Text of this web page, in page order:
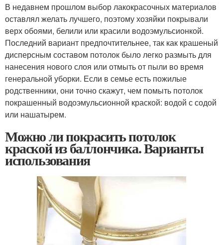
В недавнем прошлом выбор лакокрасочных материалов
оставлял желать лучшего, поэтому хозяйки покрывали
верх обоями, белили или красили водоэмульсионкой.
Последний вариант предпочтительнее, так как крашеный
дисперсным составом потолок было легко размыть для
нанесения нового слоя или отмыть от пыли во время
генеральной уборки. Если в семье есть пожилые
родственники, они точно скажут, чем помыть потолок
покрашенный водоэмульсионной краской: водой с содой
или нашатырем.
Можно ли покрасить потолок
краской из баллончика. Варианты
использования